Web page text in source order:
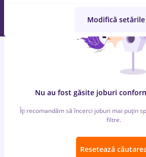
Nu au fost găsite joburi
Îți recomandăm să încerci joburi mai puțin
filtre.
Resetează
Modifică setările